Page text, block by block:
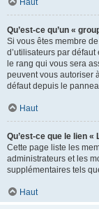
Haut
Qu’est-ce qu’un «
Si vous êtes membre
d’utilisateurs par
le rang qui vous sera
peuvent vous autoriser
défaut depuis le
Haut
Qu’est-ce que le lien «
Cette page liste les
administrateurs et les
supplémentaires tels
Haut